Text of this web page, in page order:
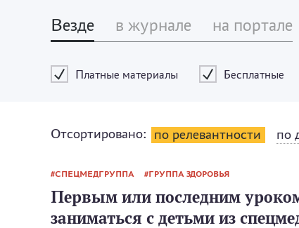
Везде в журнале на портале
Платные материалы Бесплатные
Отсортировано: по релевантности по
СПЕЦМЕДГРУППА ГРУППА ЗДОРОВЬЯ
Первым или последним
заниматься с детьми из